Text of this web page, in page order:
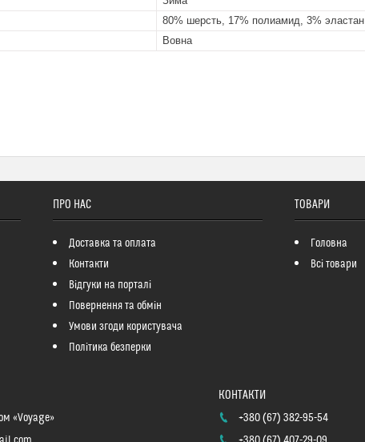
80% шерсть, 17% полиамид, 3% эластан
Вовна
ПРО НАС
Доставка та оплата
Контакти
Відгуки на порталі
Повернення та обмін
Умови згоди користувача
Політика безперки
ТОВАРИ
Головна
Всі товари
«Voyage»
+380 (67) 382-95-54